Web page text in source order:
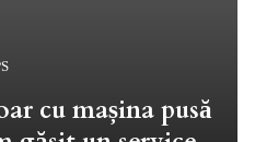
cu mașina pusă